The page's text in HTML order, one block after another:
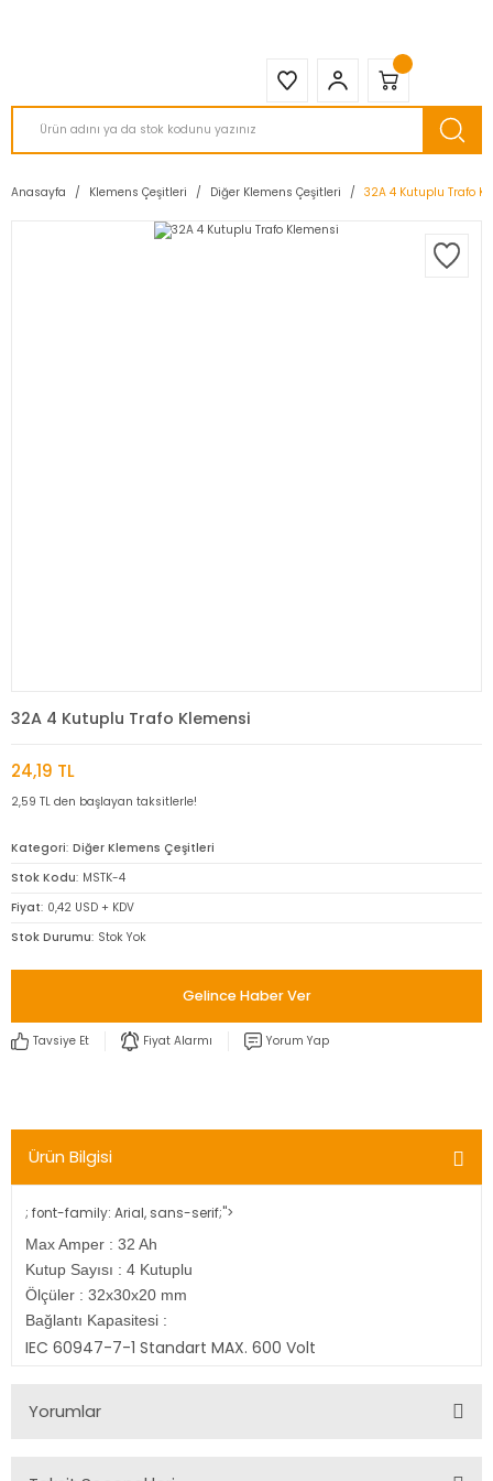
Anasayfa Klemens Çeşitleri Diğer Klemens Çeşitleri 32A 4 Kutuplu Trafo
32A 4 Kutuplu Trafo Klemensi
24,19 TL
2,59 TL den başlayan taksitlerle!
Kategori Diğer Klemens Çeşitleri
Stok Kodu MSTK-4
Fiyat 0,42 USD + KDV
Stok Durumu Stok Yok
Gelince Haber Ver
Tavsiye Et Fiyat Alarmı Yorum Yap
Ürün Bilgisi
; font-family: Arial, sans-serif;">
Max Amper : 32 Ah
Kutup Sayısı : 4 Kutuplu
Ölçüler : 32x30x20 mm
Bağlantı Kapasitesi :
IEC 60947-7-1 Standart MAX. 600 Volt
Yorumlar